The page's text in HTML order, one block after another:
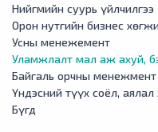
Нийгмийн суурь үйлчилгээ
Орон нутгийн бизнес
Усны менежемент
Уламжлалт мал аж ахуй,
Байгаль орчны менежмент
Үндэсний түүх соёл,
Бүгд